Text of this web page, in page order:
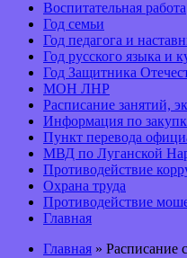
Воспитательная работа
Год семьи
Год педагога и
Год русского языка и
Год Защитника
МОН ЛНР
Расписание занятий,
Информация по
Пункт перевода
МВД по Луганской
Противодействие
Охрана труда
Противодействие
Главная
Главная » Расписание